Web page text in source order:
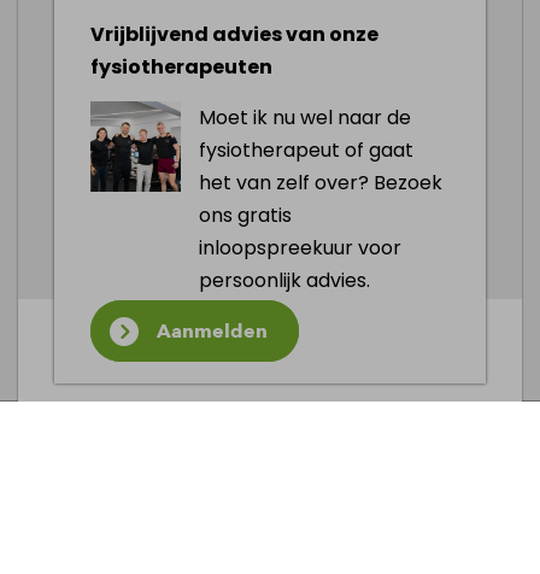
toelaat
Pas op met bovenhandse activiteiten
Doe je aan sport waarbij je moet
gooien? Doe een goede warming-up
Zorg voor een goede (werk)houding
Probeer je schouders een paar dagen
zoveel mogelijk rust te gunnen
Afspraak maken
Vrijblijvend advies van onze
fysiotherapeuten
Moet ik nu wel naar de
fysiotherapeut of gaat
het van zelf over? Bezoek
ons gratis
inloopspreekuur voor
persoonlijk advies.
Aanmelden